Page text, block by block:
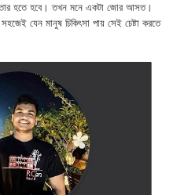
হতে হবে। তখন মনে একটা জোর আসত।
যেন মানুষ চিকিৎসা পায় সেই চেষ্টা করতে